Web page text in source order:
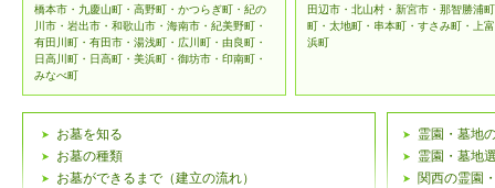
橋本市・九慶山町・高野町・かつらぎ町・紀の
川市・岩出市・和歌山市・海南市・紀美野町・
有田川町・有田市・湯浅町・広川町・由良町・
日高川町・日高町・美浜町・御坊市・印南町・
みなべ町
田辺市・北山村・新宮市・那智勝浦
町・太地町・串本町・すさみ町・上
浜町
お墓を知る
お墓の種類
お墓ができるまで（建立の流れ）
霊園・墓地
霊園・墓地
関西の霊園